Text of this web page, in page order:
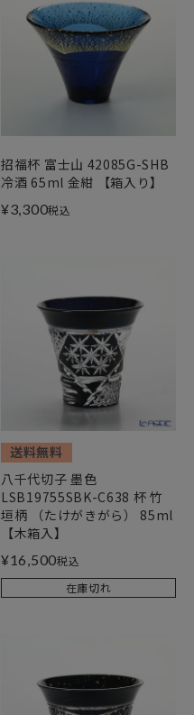
招福杯 富士山 42085G-SHB
冷酒 65ml 金紺 【箱入り】
¥3,300税込
送料無料
八千代切子 墨色
LSB19755SBK-C638 杯 竹
垣柄 （たけがきがら） 85ml
【木箱入】
¥16,500税込
在庫切れ